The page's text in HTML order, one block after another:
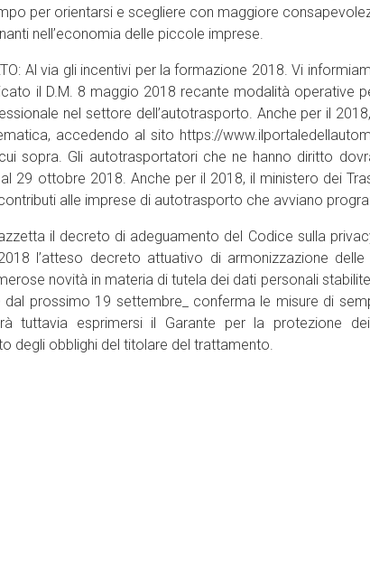
per orientarsi e scegliere con maggiore
nell’economia delle piccole imprese.
Al via gli incentivi per la formazione 2018. Vi
il D.M. 8 maggio 2018 recante modalità operative
nel settore dell’autotrasporto. Anche per il
accedendo al sito https://
sopra. Gli autotrasportatori che ne hanno diritto
29 ottobre 2018. Anche per il 2018, il ministero dei
alle imprese di autotrasporto che avviano
il decreto di adeguamento del Codice sulla
l’atteso decreto attuativo di armonizzazione
novità in materia di tutela dei dati personali
prossimo 19 settembre_ conferma le misure di
tuttavia esprimersi il Garante per la protezione
degli obblighi del titolare del trattamento.